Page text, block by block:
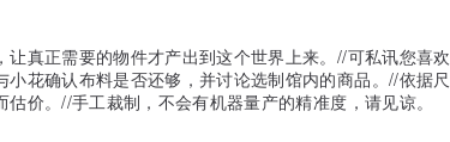
让真正需要的物件才产出到这个世界上来。//可私讯您喜欢
小花确认布料是否还够，并讨论选制馆内的商品。//依据尺
价。//手工裁制，不会有机器量产的精准度，请见谅。